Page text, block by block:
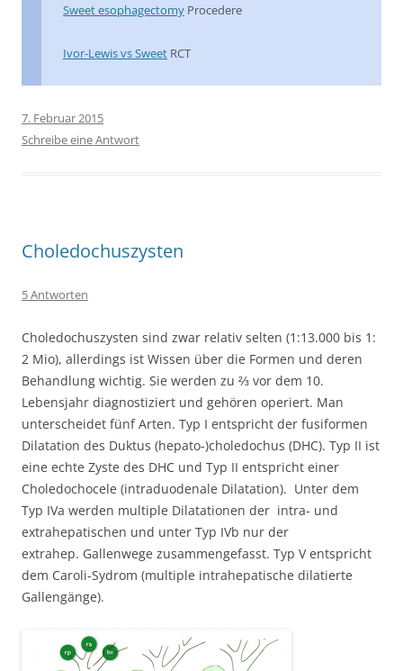
Sweet esophagectomy Procedere
Ivor-Lewis vs Sweet RCT
7. Februar 2015
Schreibe eine Antwort
Choledochuszysten
5 Antworten
Choledochuszysten sind zwar relativ selten (1:13.000 bis 1:
2 Mio), allerdings ist Wissen über die Formen und deren
Behandlung wichtig. Sie werden zu ⅔ vor dem 10.
Lebensjahr diagnostiziert und gehören operiert. Man
unterscheidet fünf Arten. Typ I entspricht der fusiformen
Dilatation des Duktus (hepato-)choledochus (DHC). Typ II ist
eine echte Zyste des DHC und Typ II entspricht einer
Choledochocele (intraduodenale Dilatation). Unter dem
Typ IVa werden multiple Dilatationen der intra- und
extrahepatischen und unter Typ IVb nur der
extrahep. Gallenwege zusammengefasst. Typ V entspricht
dem Caroli-Sydrom (multiple intrahepatische dilatierte
Gallengänge).